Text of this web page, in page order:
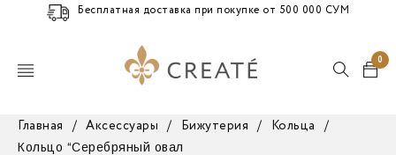
Бесплатная доставка при покупке от 500 000 СУМ
0
Главная / Аксессуары / Бижутерия / Кольца /
Кольцо “Серебряный овал